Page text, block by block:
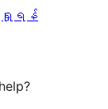
ည့်ရှုရန်